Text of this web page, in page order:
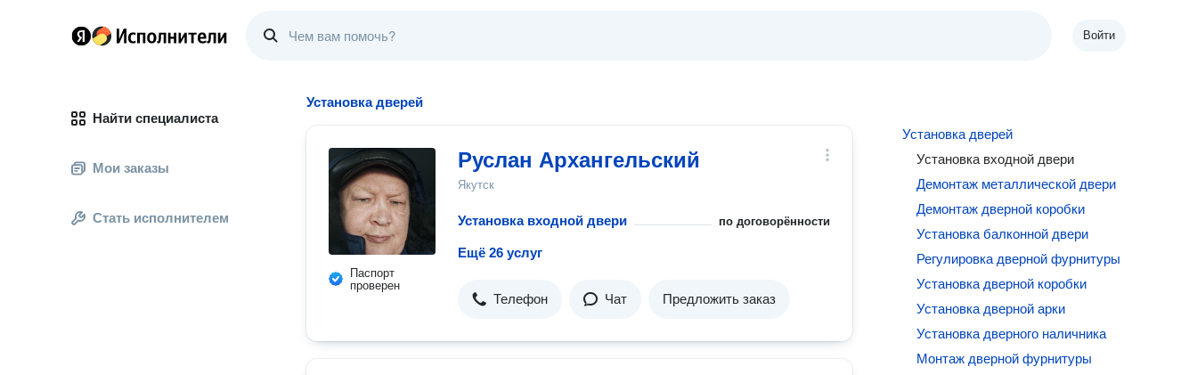
Войти
Найти специалиста
Мои заказы
Стать исполнителем
Установка дверей
Паспорт
проверен
Руслан Архангельский
Якутск
Установка входной двери по договорённости
Ещё 26 услуг
Телефон Чат Предложить заказ
Установка дверей
Установка входной двери
Демонтаж металлической двери
Демонтаж дверной коробки
Установка балконной двери
Регулировка дверной фурнитуры
Установка дверной коробки
Установка дверной арки
Установка дверного наличника
Монтаж дверной фурнитуры